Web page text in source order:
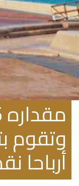
فبراير 5, 2009
دلالة
أرباحا